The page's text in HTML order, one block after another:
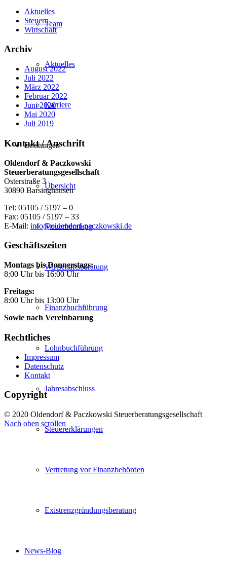
Team
Aktuelles
Karriere
Leistungen
Übersicht
Steuerberatung
Wirtschaftsberatung
Finanzbuchführung
Lohnbuchführung
Jahresabschluss
Steuererklärungen
Vertretung vor Finanzbehörden
Existrenzgründungsberatung
News-Blog
Aktuelles
Steuern
Wirtschaft
Archiv
August 2022
Juli 2022
März 2022
Februar 2022
Juni 2020
Mai 2020
Juli 2019
Kontakt / Anschrift
Oldendorf & Paczkowski
Steuerberatungsgesellschaft
Osterstraße 3
30890 Barsinghausen
Tel: 05105 / 5197 – 0
Fax: 05105 / 5197 – 33
E-Mail: info@oldendorf-paczkowski.de
Geschäftszeiten
Montags bis Donnerstags:
8:00 Uhr bis 16:00 Uhr
Freitags:
8:00 Uhr bis 13:00 Uhr
Sowie nach Vereinbarung
Rechtliches
Impressum
Datenschutz
Kontakt
Copyright
© 2020 Oldendorf & Paczkowski Steuerberatungsgesellschaft
Nach oben scrollen